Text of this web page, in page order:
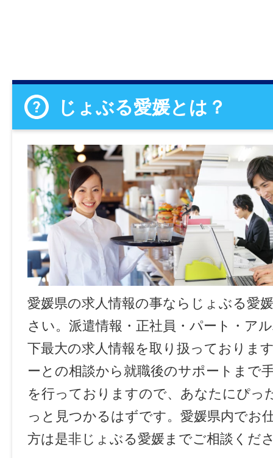
じょぶる愛媛とは？
愛媛県の求人情報の事ならじょぶる愛
さい。派遣情報・正社員・パート・ア
下最大の求人情報を取り扱っておりま
ーとの相談から就職後のサポートまで
を行っておりますので、あなたにぴっ
っと見つかるはずです。愛媛県内でお
方は是非じょぶる愛媛までご相談くだ